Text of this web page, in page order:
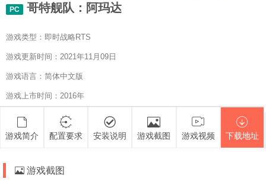
PC 哥特舰队：阿玛达
游戏类型：即时战略RTS
游戏更新时间：2021年11月09日
游戏语言：简体中文版
游戏上市时间：2016年
游戏简介 配置要求 安装说明 游戏截图 游戏视频 下载地址
游戏截图